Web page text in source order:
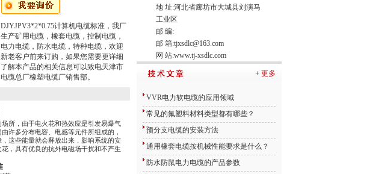
DJYJPV3*2*0.75计算机电缆标准，我厂
生产矿用电缆，橡套电缆，控制电缆，
电力电缆，防水电缆，特种电缆，欢迎
新老客户前来订购，如果您需要更详细
了解本产品的相关信息可以致电天津市
电缆总厂橡塑电缆厂销售部。
所，由于电火花和热效应是引发易爆气
许多分布电容、电感等元件所组成的，
这些能量就会释放出来，影响系统的安
，具有优良的抗外电磁场干扰和不产生
地 址:河北省廊坊市大城县刘演马
工业区
邮 编:
邮 箱:tjxsdlc@163.com
网 站:www.tj-xsdlc.com
+ 更多
VVR电力软电缆的应用领域
常见的氟塑料材料类型都有哪些？
预分支电缆的安装方法
通用橡套电缆按机械性能要求是什么？
防水防鼠电力电缆的产品参数